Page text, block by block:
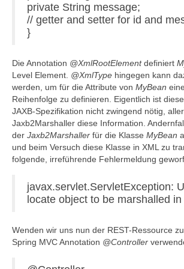
private String message;
// getter and setter for id and
}
Die Annotation @XmlRootElementdefiniert
Level Element. @XmlType hingegen kann
werden, um für die Attribute von MyBean
Reihenfolge zu definieren. Eigentlich ist
JAXB-Spezifikation nicht zwingend nötig,
Jaxb2Marshaller diese Information.
der Jaxb2Marshaller für die Klasse MyBean
und beim Versuch diese Klasse in XML zu
folgende, irreführende Fehlermeldung
javax.servlet.ServletException:
locate object to be marshalled in
Wenden wir uns nun der REST-Ressource
Spring MVC Annotation @Controller